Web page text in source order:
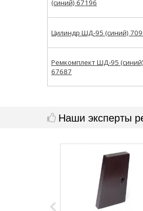
(синий) 67196
Цилиндр ШД-95 (синий)
Ремкомплект ШД-95 (синий)
67687
Наши эксперты